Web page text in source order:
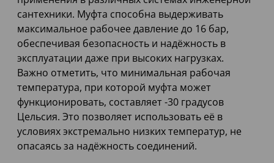
сантехники. Муфта способна выдерживать
максимальное рабочее давление до 16 бар,
обеспечивая безопасность и надёжность в
эксплуатации даже при высоких нагрузках.
Важно отметить, что минимальная рабочая
температура, при которой муфта может
функционировать, составляет -30 градусов
Цельсия. Это позволяет использовать её в
условиях экстремально низких температур, не
опасаясь за надёжность соединений.